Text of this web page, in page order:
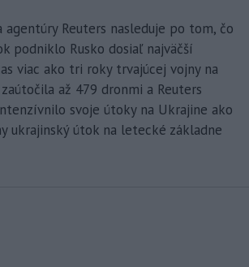
agentúry Reuters nasleduje po tom, čo
podniklo Rusko dosiaľ najväčší
viac ako tri roky trvajúcej vojny na
až 479 dronmi a Reuters
svoje útoky na Ukrajine ako
ukrajinský útok na letecké základne